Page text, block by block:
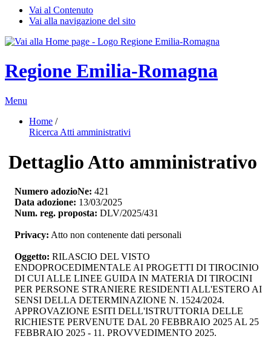
Vai al Contenuto
Vai alla navigazione del sito
Regione Emilia-Romagna
Menu
Home /
Ricerca Atti amministrativi
Dettaglio Atto amministrativo
Numero adozioNe: 421
Data adozione: 13/03/2025
Num. reg. proposta: DLV/2025/431
Privacy: Atto non contenente dati personali
Oggetto: RILASCIO DEL VISTO
ENDOPROCEDIMENTALE AI PROGETTI DI TIROCINIO
DI CUI ALLE LINEE GUIDA IN MATERIA DI TIROCINI
PER PERSONE STRANIERE RESIDENTI ALL'ESTERO AI
SENSI DELLA DETERMINAZIONE N. 1524/2024.
APPROVAZIONE ESITI DELL'ISTRUTTORIA DELLE
RICHIESTE PERVENUTE DAL 20 FEBBRAIO 2025 AL 25
FEBBRAIO 2025 - 11. PROVVEDIMENTO 2025.